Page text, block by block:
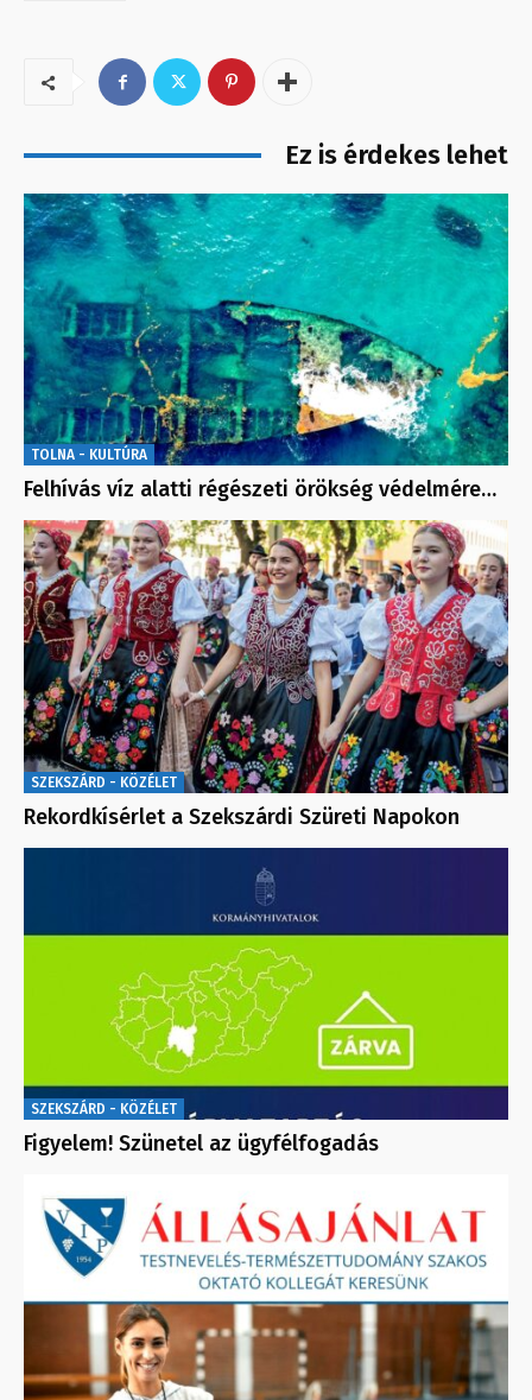
Ez is érdekes lehet
TOLNA - KULTÚRA
Felhívás víz alatti régészeti örökség védelmére…
SZEKSZÁRD - KÖZÉLET
Rekordkísérlet a Szekszárdi Szüreti Napokon
SZEKSZÁRD - KÖZÉLET
Figyelem! Szünetel az ügyfélfogadás